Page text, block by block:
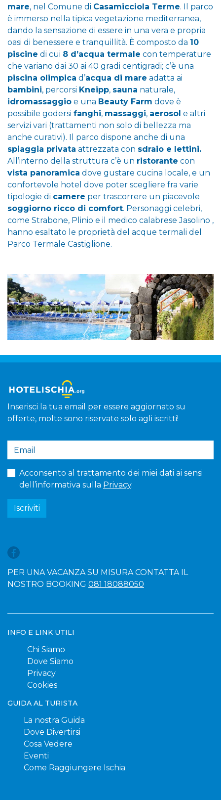
mare, nel Comune di Casamicciola Terme. Il parco
è immerso nella tipica vegetazione mediterranea,
dando la sensazione di essere in una vera e propria
oasi di benessere e tranquillità. È composto da 10
piscine di cui 8 d’acqua termale con temperature
che variano dai 30 ai 40 gradi centigradi; c’è una
piscina olimpica d’acqua di mare adatta ai
bambini, percorsi Kneipp, sauna naturale,
idromassaggio e una Beauty Farm dove è
possibile godersi fanghi, massaggi, aerosol e altri
servizi vari (trattamenti non solo di bellezza ma
anche curativi). Il parco dispone anche di una
spiaggia privata attrezzata con sdraio e lettini.
All’interno della struttura c’è un ristorante con
vista panoramica dove gustare cucina locale, e un
confortevole hotel dove poter scegliere fra varie
tipologie di camere per trascorrere un piacevole
soggiorno ricco di comfort. Personaggi celebri,
come Strabone, Plinio e il medico calabrese Jasolino ,
hanno esaltato le proprietà del acque termali del
Parco Termale Castiglione.
Inserisci la tua email per essere aggiornato su
offerte, molte sono riservate solo agli iscritti!
Acconsento al trattamento dei miei dati ai sensi
dell’informativa sulla Privacy.
Iscriviti
PER UNA VACANZA SU MISURA CONTATTA IL
NOSTRO BOOKING 081 18088050
INFO E LINK UTILI
Chi Siamo
Dove Siamo
Privacy
Cookies
GUIDA AL TURISTA
La nostra Guida
Dove Divertirsi
Cosa Vedere
Eventi
Come Raggiungere Ischia